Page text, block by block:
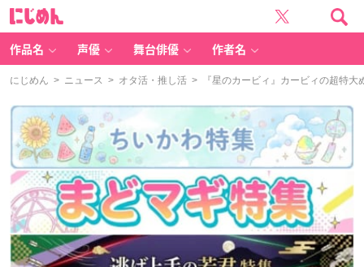
作品名 声優 舞台俳優 作者名
にじめん > ニュース > オタ活・推し活 > 『星のカービィ』カービィの超特大